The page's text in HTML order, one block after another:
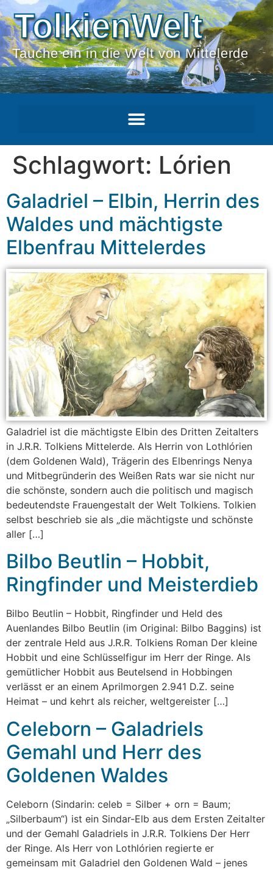
TolkienWelt
Tauche ein in die Welt von Mittelerde
Schlagwort: Lórien
Galadriel – Elbin, Herrin des
Waldes und mächtigste
Elbenfrau Mittelerdes
Galadriel ist die mächtigste Elbin des Dritten Zeitalters
in J.R.R. Tolkiens Mittelerde. Als Herrin von Lothlórien
(dem Goldenen Wald), Trägerin des Elbenrings Nenya
und Mitbegründerin des Weißen Rats war sie nicht nur
die schönste, sondern auch die politisch und magisch
bedeutendste Frauengestalt der Welt Tolkiens. Tolkien
selbst beschrieb sie als „die mächtigste und schönste
aller […]
Bilbo Beutlin – Hobbit,
Ringfinder und Meisterdieb
Bilbo Beutlin – Hobbit, Ringfinder und Held des
Auenlandes Bilbo Beutlin (im Original: Bilbo Baggins) ist
der zentrale Held aus J.R.R. Tolkiens Roman Der kleine
Hobbit und eine Schlüsselfigur im Herr der Ringe. Als
gemütlicher Hobbit aus Beutelsend in Hobbingen
verlässt er an einem Aprilmorgen 2.941 D.Z. seine
Heimat – und kehrt als reicher, weltgereister […]
Celeborn – Galadriels
Gemahl und Herr des
Goldenen Waldes
Celeborn (Sindarin: celeb = Silber + orn = Baum;
„Silberbaum“) ist ein Sindar-Elb aus dem Ersten Zeitalter
und der Gemahl Galadriels in J.R.R. Tolkiens Der Herr
der Ringe. Als Herr von Lothlórien regierte er
gemeinsam mit Galadriel den Goldenen Wald – jenes